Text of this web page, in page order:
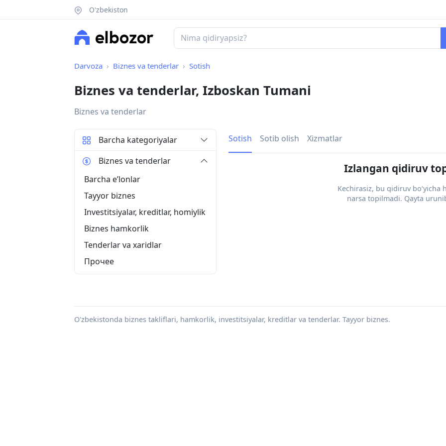
O'zbekiston
Darvoza Biznes va tenderlar Sotish
Biznes va tenderlar, Izboskan Tumani
Biznes va tenderlar
Sotish Sotib olish Xizmatlar
Izlangan qidiruv
Kechirasiz, bu qidiruv bo‘yicha
narsa topilmadi. Qayta
Barcha kategoriyalar
Biznes va tenderlar
Barcha eʼlonlar
Tayyor biznes
Investitsiyalar, kreditlar, homiylik
Biznes hamkorlik
Tenderlar va xaridlar
Прочее
O'zbekistonda biznes takliflari, hamkorlik, investitsiyalar, kreditlar va tenderlar. Tayyor biznes.